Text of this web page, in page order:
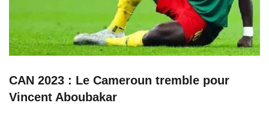
CAN 2023 : Le Cameroun tremble pour
Vincent Aboubakar